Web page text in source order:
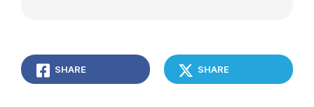
SHARE SHARE